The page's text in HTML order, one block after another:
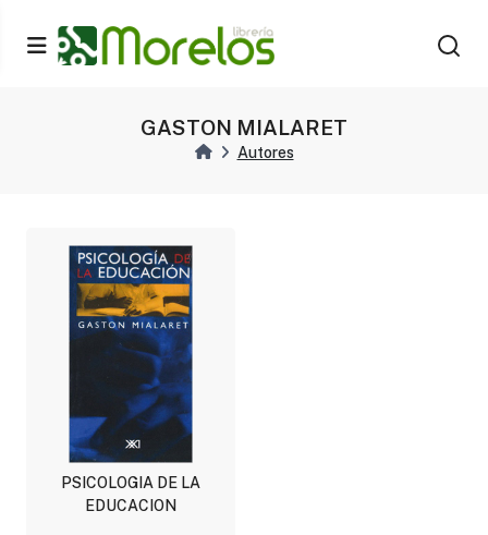
GASTON MIALARET
Autores
PSICOLOGIA DE LA
EDUCACION